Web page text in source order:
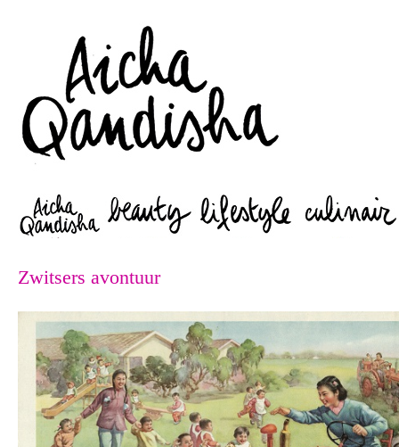
Zwitsers avontuur